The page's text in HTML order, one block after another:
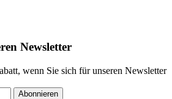
Newsletter
wenn Sie sich für unseren Newsletter
Abonnieren